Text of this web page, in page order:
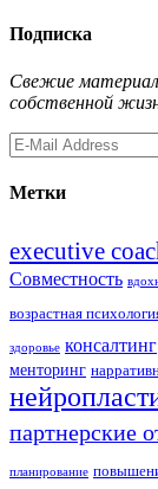
Подписка
Свежие
собственной
Метки
executive
Совместность
возрастная
здоровье консалтинг
менторинг
партнерские
планирование